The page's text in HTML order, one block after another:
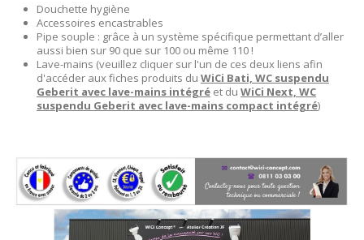
Douchette hygiène
Accessoires encastrables
Pipe souple : grâce à un système spécifique permettant d’aller
aussi bien sur 90 que sur 100 ou même 110 !
Lave-mains (veuillez cliquer sur l'un de ces deux liens afin
d'accéder aux fiches produits du WiCi Bati, WC suspendu
Geberit avec lave-mains intégré et du WiCi Next, WC
suspendu Geberit avec lave-mains compact intégré)